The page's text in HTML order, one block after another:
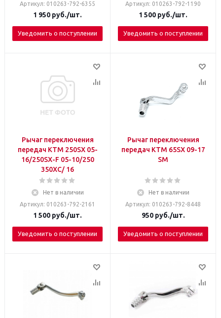
Артикул: 010263-792-6355
1 950 руб./шт.
Уведомить о поступлении
Артикул: 010263-792-1190
1 500 руб./шт.
Уведомить о поступлении
Рычаг переключения
передач KТМ 250SX 05-
16/250SX-F 05-10/250
350XC/ 16
Нет в наличии
Артикул: 010263-792-2161
1 500 руб./шт.
Уведомить о поступлении
Рычаг переключения
передач KТМ 65SX 09-17
SM
Нет в наличии
Артикул: 010263-792-8448
950руб./шт.
Уведомить о поступлении